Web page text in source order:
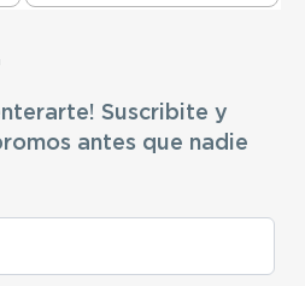
Suscribite y
antes que nadie